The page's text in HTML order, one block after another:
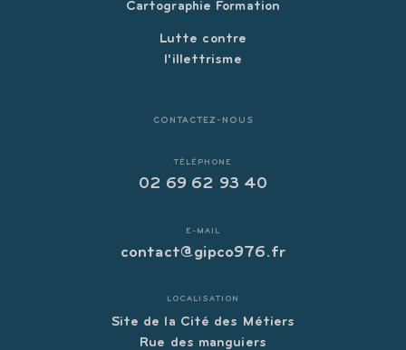
Cartographie Formation
Lutte contre
l'illettrisme
CONTACTEZ-NOUS
TÉLÉPHONE
02 69 62 93 40
E-MAIL
contact@gipco976.fr
LOCALISATION
Site de la Cité des Métiers
Rue des manguiers